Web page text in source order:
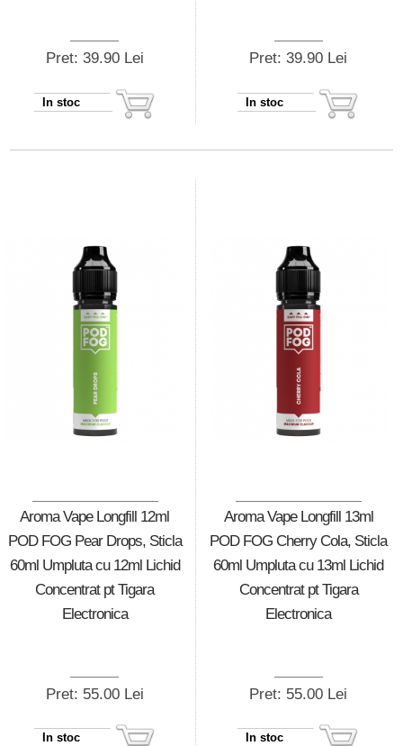
Pret: 39.90 Lei
In stoc
Pret: 39.90 Lei
In stoc
Aroma Vape Longfill 12ml
POD FOG Pear Drops, Sticla
60ml Umpluta cu 12ml Lichid
Concentrat pt Tigara
Electronica
Pret: 55.00 Lei
In stoc
Aroma Vape Longfill 13ml
POD FOG Cherry Cola, Sticla
60ml Umpluta cu 13ml Lichid
Concentrat pt Tigara
Electronica
Pret: 55.00 Lei
In stoc